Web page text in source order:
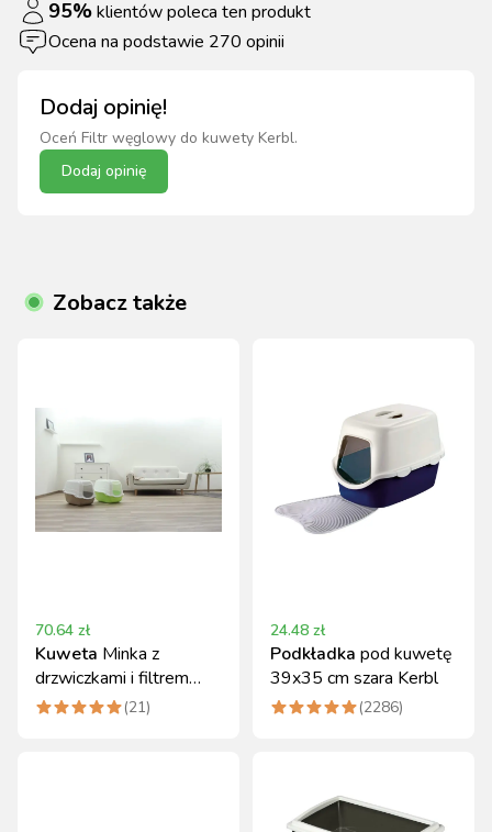
Dodaj opinię!
Oceń Filtr węglowy do kuwety Kerbl.
Dodaj opinię
95%klientów poleca ten produkt
Ocena na podstawie 270 opinii
Zobacz także
70.64 zł
Kuweta Minka z
drzwiczkami i filtrem
57x39x41 cm beżowo-
(21)
24.48 zł
Podkładka pod kuwetę
39x35 cm szara Kerbl
(2286)